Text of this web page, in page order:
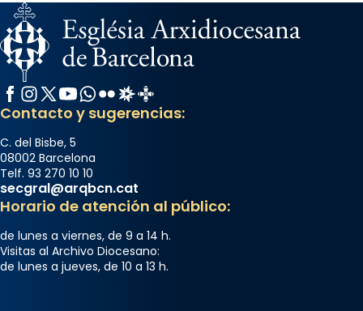
Facebook
Instagram
X / Twitter
YouTube
WhatsApp
FlickrRadio Estel
Catalunya Cristiana
Contacto y sugerencias:
C. del Bisbe, 5
08002 Barcelona
Telf. 93 270 10 10
secgral@arqbcn.cat
Horario de atención al público:
de lunes a viernes, de 9 a 14 h.
Visitas al Archivo Diocesano:
de lunes a jueves, de 10 a 13 h.